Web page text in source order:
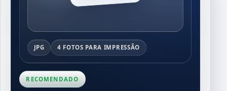
JPG 4 FOTOS PARA IMPRESSÃO
RECOMENDADO